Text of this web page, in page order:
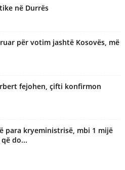
në Durrës
për votim jashtë Kosovës, më
fejohen, çifti konfirmon
para kryeministrisë, mbi 1 mijë
do...